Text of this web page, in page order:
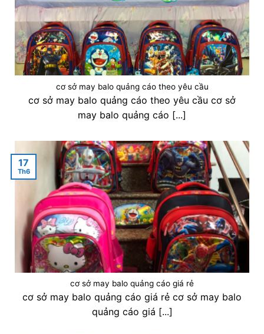
cơ sở may balo quảng cáo theo yêu cầu
cơ sở may balo quảng cáo theo yêu cầu cơ sở
may balo quảng cáo [...]
cơ sở may balo quảng cáo giá rẻ
cơ sở may balo quảng cáo giá rẻ cơ sở may balo
quảng cáo giá [...]
17
Th6